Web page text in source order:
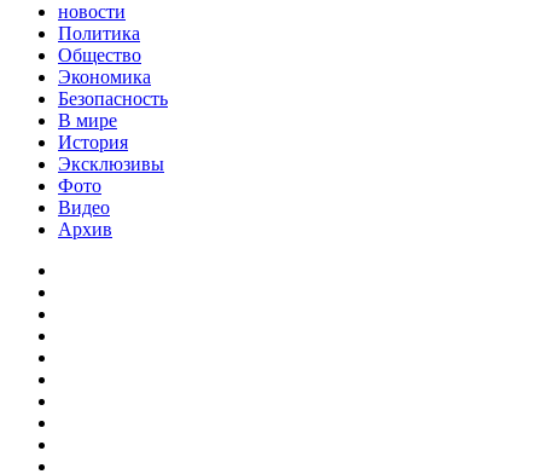
новости
Политика
Общество
Экономика
Безопасность
В мире
История
Эксклюзивы
Фото
Видео
Архив